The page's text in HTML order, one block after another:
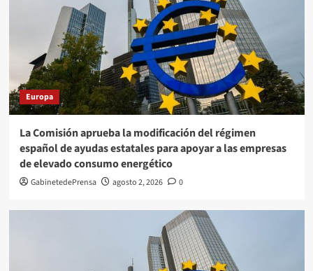
Europa
La Comisión aprueba la modificación del régimen
español de ayudas estatales para apoyar a las empresas
de elevado consumo energético
GabinetedePrensa agosto 2, 2026 0